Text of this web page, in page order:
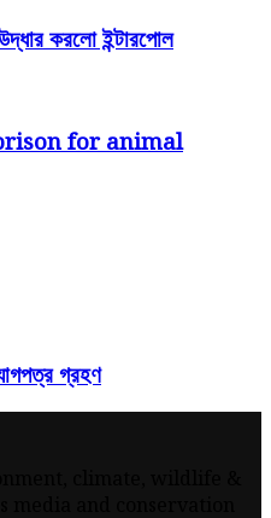
করলো ইন্টারপোল
for animal
গ্রহণ